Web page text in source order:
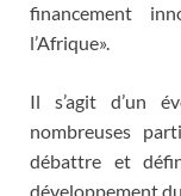
financement
l’Afrique».
Il s’agit d’un
nombreuses
débattre et
développement